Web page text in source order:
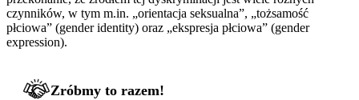
czynników, w tym m.in. „orientacja seksualna”, „tożsamość
płciowa” (gender identity) oraz „ekspresja płciowa” (gender
expression).
Zróbmy to razem!